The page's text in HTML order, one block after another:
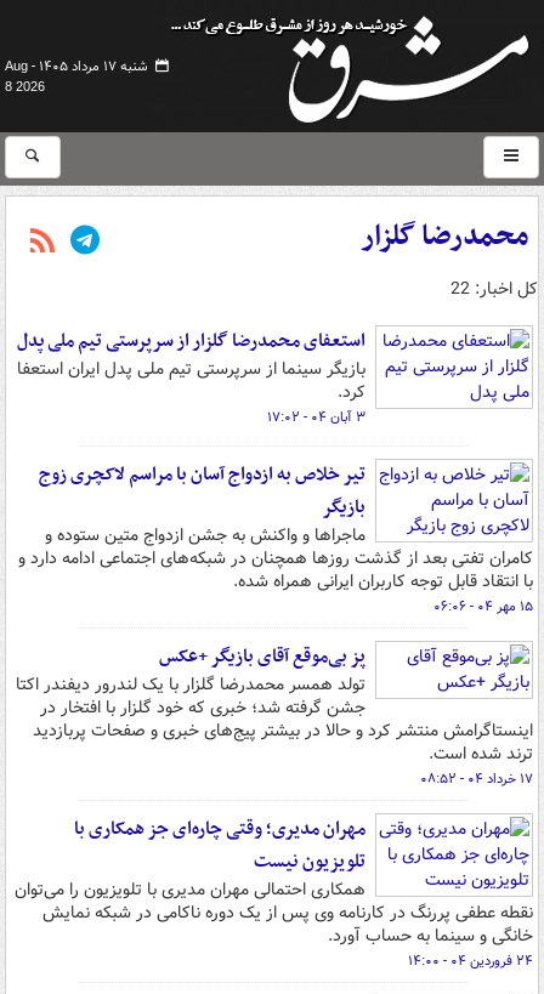
شنبه ۱۷ مرداد ۱۴۰۵ -
Aug
8 2026
محمدرضا گلزار
کل اخبار: 22
استعفای محمدرضا گلزار از سرپرستی تیم ملی پدل
بازیگر سینما از سرپرستی تیم ملی پدل ایران استعفا
کرد.
۳ آبان ۰۴ - ۱۷:۰۲
تیر خلاص به ازدواج آسان با مراسم لاکچری زوج
بازیگر
ماجراها و واکنش به جشن ازدواج متین ستوده و
کامران تفتی بعد از گذشت روزها همچنان در شبکه‌های اجتماعی ادامه دارد و
با انتقاد قابل توجه کاربران ایرانی همراه شده.
۱۵ مهر ۰۴ - ۰۶:۰۶
پز بی‌موقع آقای بازیگر +عکس
تولد همسر محمدرضا گلزار با یک لندرور دیفندر اکتا
جشن گرفته شد؛ خبری که خود گلزار با افتخار در
اینستاگرامش منتشر کرد و حالا در بیشتر پیج‌های خبری و صفحات پربازدید
ترند شده است.
۱۷ خرداد ۰۴ - ۰۸:۵۲
مهران مدیری؛ وقتی چاره‌ای جز همکاری با
تلویزیون نیست
همکاری احتمالی مهران مدیری با تلویزیون را می‌توان
نقطه عطفی پررنگ در کارنامه وی پس از یک دوره ناکامی در شبکه نمایش
خانگی و سینما به حساب آورد.
۲۴ فروردین ۰۴ - ۱۴:۰۰